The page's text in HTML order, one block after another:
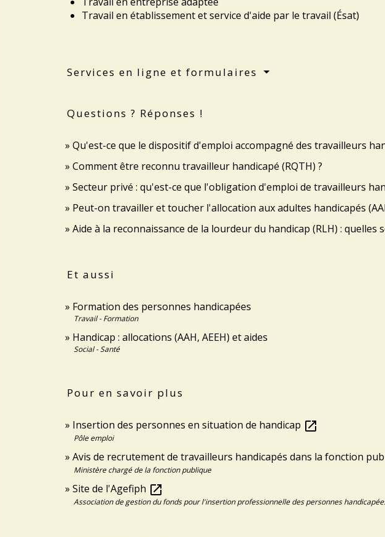
Travail en établissement et service d'aide par le travail (Ésat)
Services en ligne et formulaires
Questions ? Réponses !
Qu'est-ce que le dispositif d'emploi accompagné des travailleurs
Comment être reconnu travailleur handicapé (RQTH) ?
Secteur privé : qu'est-ce que l'obligation d'emploi de travailleurs
Peut-on travailler et toucher l'allocation aux adultes handicapés
Aide à la reconnaissance de la lourdeur du handicap (RLH) : quelles
Et aussi
Formation des personnes handicapées
Travail - Formation
Handicap : allocations (AAH, AEEH) et aides
Social - Santé
Pour en savoir plus
Insertion des personnes en situation de handicap open_in_new
Pôle emploi
Avis de recrutement de travailleurs handicapés dans la fonction
Ministère chargé de la fonction publique
Site de l'Agefiph open_in_new
Association de gestion du fonds pour l'insertion professionnelle des personnes